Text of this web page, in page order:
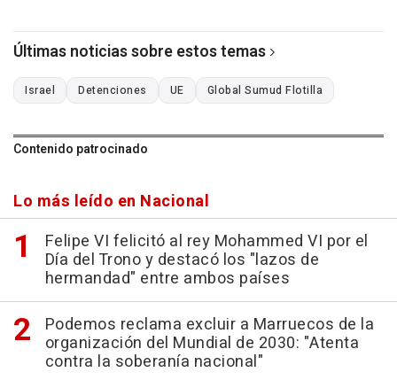
Últimas noticias sobre estos temas
Israel Detenciones UE Global Sumud Flotilla
Contenido patrocinado
Lo más leído en Nacional
Felipe VI felicitó al rey Mohammed VI por el
Día del Trono y destacó los "lazos de
hermandad" entre ambos países
Podemos reclama excluir a Marruecos de la
organización del Mundial de 2030: "Atenta
contra la soberanía nacional"